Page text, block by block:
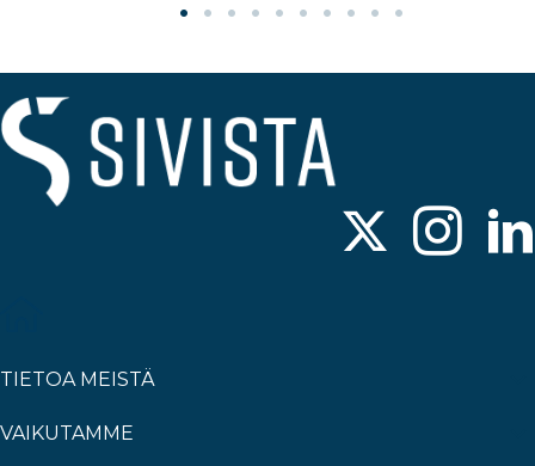
TIETOA MEISTÄ
VAIKUTAMME